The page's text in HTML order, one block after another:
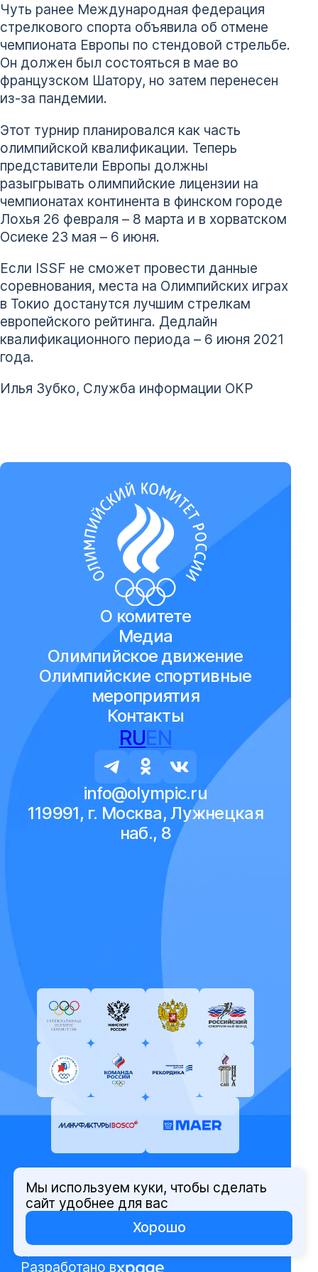
Чуть ранее Международная федерация
стрелкового спорта объявила об отмене
чемпионата Европы по стендовой стрельбе.
Он должен был состояться в мае во
французском Шатору, но затем перенесен
из-за пандемии.
Этот турнир планировался как часть
олимпийской квалификации. Теперь
представители Европы должны
разыгрывать олимпийские лицензии на
чемпионатах континента в финском городе
Лохья 26 февраля – 8 марта и в хорватском
Осиеке 23 мая – 6 июня.
Если ISSF не сможет провести данные
соревнования, места на Олимпийских играх
в Токио достанутся лучшим стрелкам
европейского рейтинга. Дедлайн
квалификационного периода – 6 июня 2021
года.
Илья Зубко, Служба информации ОКР
О комитете
Медиа
Олимпийское движение
Олимпийские спортивные
мероприятия
Контакты
RUEN
info@olympic.ru
119991, г. Москва, Лужнецкая
наб., 8
© Олимпийский комитет России,
2026
Политика защиты персональных
данных
Разработано в
Мы используем куки, чтобы сделать
сайт удобнее для вас
Хорошо